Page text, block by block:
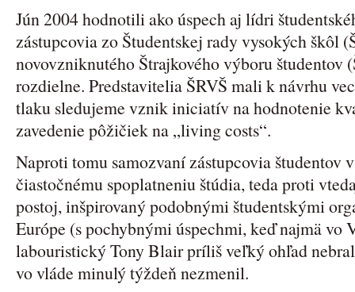
Jún 2004 hodnotili ako úspech aj lídri
zástupcovia zo Študentskej rady vysokých škôl
novovzniknutého Štrajkového výboru študentov
rozdielne. Predstavitelia ŠRVŠ mali k návrhu
tlaku sledujeme vznik iniciatív na hodnotenie
zavedenie pôžičiek na „living costs“.
Naproti tomu samozvaní zástupcovia študentov
čiastočnému spoplatneniu štúdia, teda proti
postoj, inšpirovaný podobnými študentskými
Európe (s pochybnými úspechmi, keď najmä
labouristický Tony Blair príliš veľký ohľad
vo vláde minulý týždeň nezmenil.